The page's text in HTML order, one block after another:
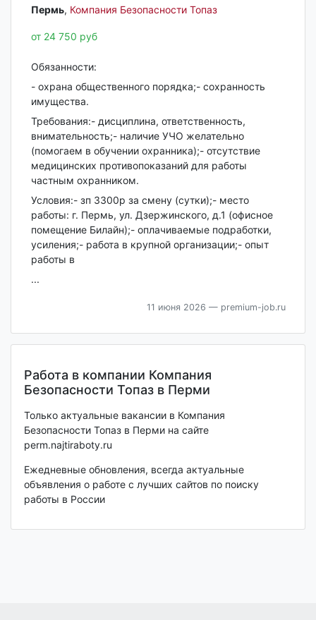
Пермь‎, Компания Безопасности Топаз
от 24 750 руб
Обязанности:
- охрана общественного порядка;- сохранность
имущества.
Требования:- дисциплина, ответственность,
внимательность;- наличие УЧО желательно
(помогаем в обучении охранника);- отсутствие
медицинских противопоказаний для работы
частным охранником.
Условия:- зп 3300р за смену (сутки);- место
работы: г. Пермь, ул. Дзержинского, д.1 (офисное
помещение Билайн);- оплачиваемые подработки,
усиления;- работа в крупной организации;- опыт
работы в
...
11 июня 2026 — premium-job.ru
Работа в компании Компания
Безопасности Топаз в Перми
Только актуальные вакансии в Компания
Безопасности Топаз в Перми на сайте
perm.najtiraboty.ru
Ежедневные обновления, всегда актуальные
объявления о работе с лучших сайтов по поиску
работы в России